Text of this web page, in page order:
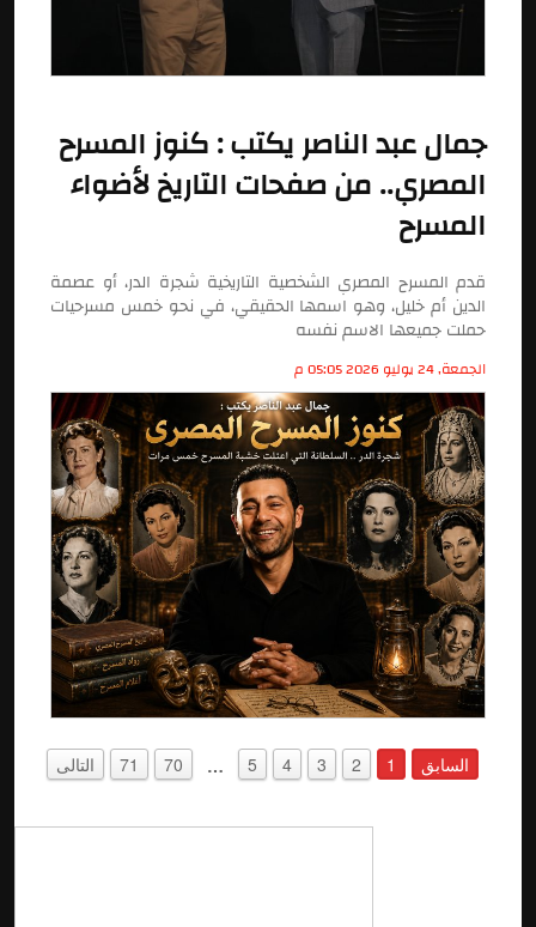
جمال عبد الناصر يكتب : كنوز المسرح
المصري.. من صفحات التاريخ لأضواء
المسرح
قدم المسرح المصري الشخصية التاريخية شجرة الدر، أو عصمة
الدين أم خليل، وهو اسمها الحقيقي، في نحو خمس مسرحيات
حملت جميعها الاسم نفسه
الجمعة, 24 يوليو 2026 05:05 م
السابق 1
2
3
4
5
…
70
71 التالى